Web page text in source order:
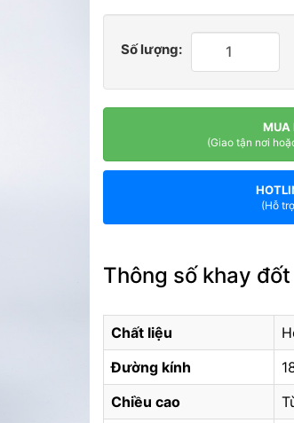
Số lượng:
MUA
(Giao tận nơi
(Hỗ
Thông số khay
Chất liệu
Đường kính
Chiều cao